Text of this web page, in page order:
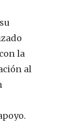
la
al